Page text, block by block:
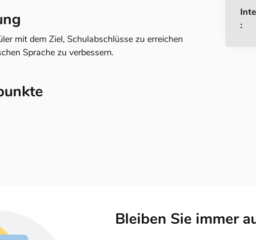
mit dem Ziel, Schulabschlüsse zu erreichen
Sprache zu verbessern.
:
Bleiben Sie immer